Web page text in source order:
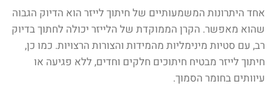
אחד היתרונות המשמעותיים של חיתוך לייזר הוא הדיוק הגבוה
שהוא מאפשר. הקרן הממוקדת של הלייזר יכולה לחתוך בדיוק
רב, עם סטיות מינימליות מהמידות והצורות הרצויות. כמו כן,
חיתוך לייזר מבטיח חיתוכים חלקים וחדים, ללא פגיעה או
עיוותים בחומר הסמוך.